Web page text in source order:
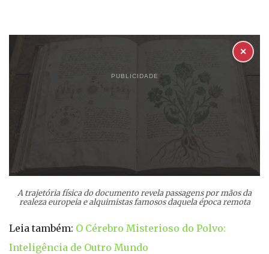
PUBLICIDADE
✕
A trajetória física do documento revela passagens por mãos da
realeza europeia e alquimistas famosos daquela época remota
Leia também: O Cérebro Misterioso do Polvo:
Inteligência de Outro Mundo